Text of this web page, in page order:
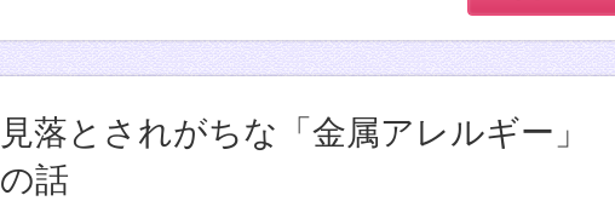
見落とされがちな「金属アレルギー」
の話